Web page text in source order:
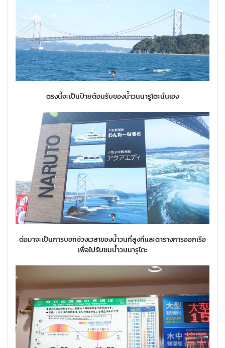
ตรงนี้จะเป็นป้ายต้อนรับของน้ำวนนารูโตะนั่นเอง
ต่อมาจะเป็นการบอกช่วงเวลาของน้ำวนที่สูงที่และตารางการออกเรือ
เพื่อไปรับชมน้ำวนนารูโตะ